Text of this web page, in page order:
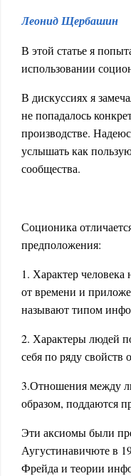
Леонид Щербашин
В этой статье я
использовании
В дискуссиях я
не попадалось
производстве.
услышать как
сообщества.
Соционика
предположения:
1. Характер
от времени и
называют типом
2. Характеры людей
себя по ряду свойств
3.Отношения между
образом, поддаются
Эти аксиомы были
Аугустинавичюте в
Фрейда и теории